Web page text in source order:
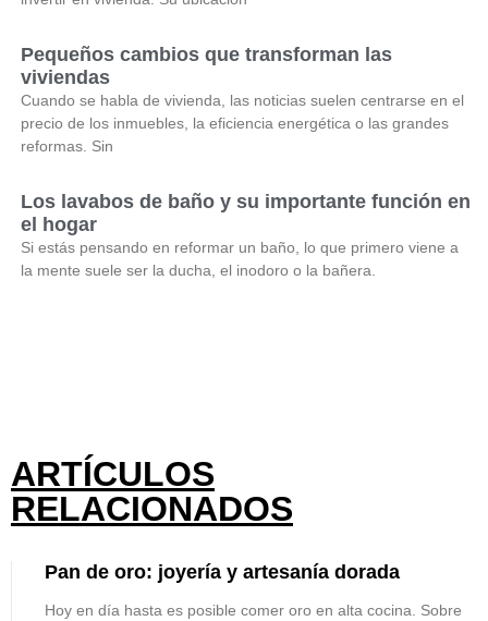
Pequeños cambios que transforman las
viviendas
Cuando se habla de vivienda, las noticias suelen centrarse en el
precio de los inmuebles, la eficiencia energética o las grandes
reformas. Sin
Los lavabos de baño y su importante función en
el hogar
Si estás pensando en reformar un baño, lo que primero viene a
la mente suele ser la ducha, el inodoro o la bañera.
ARTÍCULOS
RELACIONADOS
Pan de oro: joyería y artesanía dorada
Hoy en día hasta es posible comer oro en alta cocina. Sobre